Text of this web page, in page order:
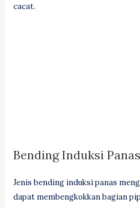
cacat.
Bending Induksi Panas
Jenis bending induksi panas
dapat membengkokkan bagian